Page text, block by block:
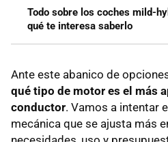
Todo sobre los coches mild-
qué te interesa saberlo
Ante este abanico de
qué tipo de motor es el más
conductor. Vamos a intentar
mecánica que se ajusta más